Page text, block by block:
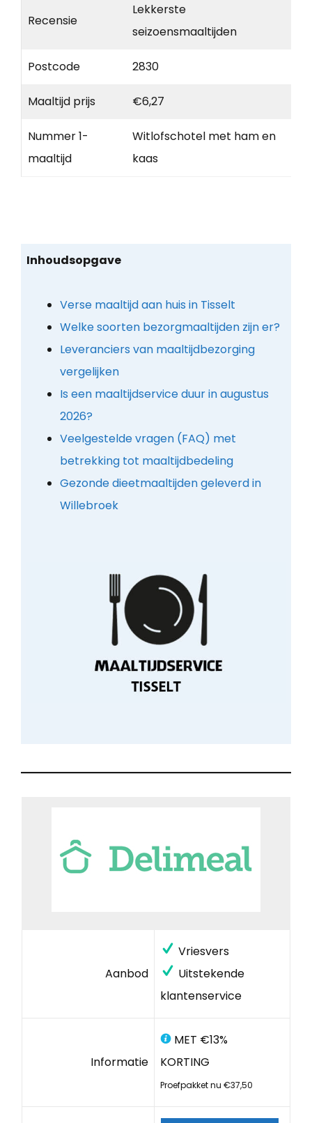
Recensie
Lekkerste
seizoensmaaltijden
Postcode 2830
Maaltijd prijs €6,27
Nummer 1-
maaltijd
Witlofschotel met ham en
kaas
Inhoudsopgave
Verse maaltijd aan huis in Tisselt
Welke soorten bezorgmaaltijden zijn er?
Leveranciers van maaltijdbezorging
vergelijken
Is een maaltijdservice duur in augustus
2026?
Veelgestelde vragen (FAQ) met
betrekking tot maaltijdbedeling
Gezonde dieetmaaltijden geleverd in
Willebroek
Aanbod
Vriesvers
Uitstekende
klantenservice
Informatie
MET €13%
KORTING
Proefpakket nu €37,50